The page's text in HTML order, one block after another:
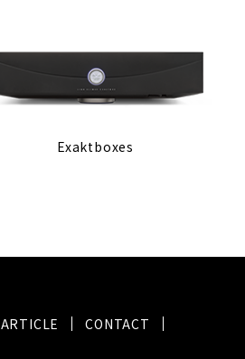
Exaktboxes
ARTICLE CONTACT